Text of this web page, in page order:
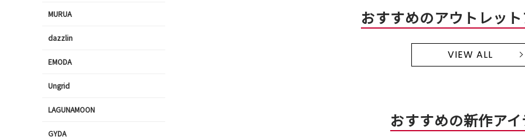
おすすめのアウトレッ
VIEW ALL
おすすめの新作ア
MURUA
dazzlin
EMODA
Ungrid
LAGUNAMOON
GYDA